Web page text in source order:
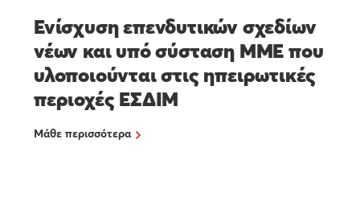
Ενίσχυση επενδυτικών σχεδίων
νέων και υπό σύσταση ΜΜΕ που
υλοποιούνται στις ηπειρωτικές
περιοχές ΕΣΔΙΜ
Μάθε περισσότερα